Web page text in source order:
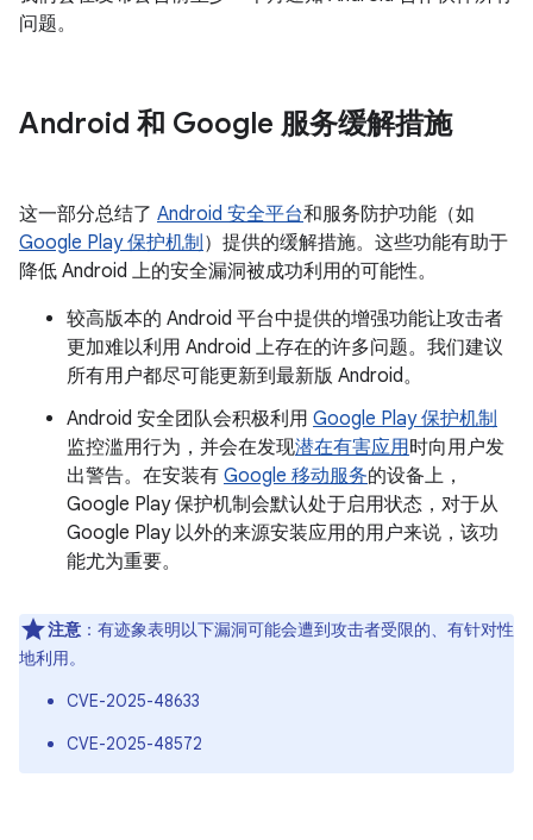
问题。
Android 和 Google 服务缓解措施
这一部分总结了 Android 安全平台和服务防护功能（如
Google Play 保护机制 ）提供的缓解措施。这些功能有助于
降低 Android 上的安全漏洞被成功利用的可能性。
较高版本的 Android 平台中提供的增强功能让攻击者
更加难以利用 Android 上存在的许多问题。我们建议
所有用户都尽可能更新到最新版 Android。
Android 安全团队会积极利用 Google Play 保护机制
监控滥用行为，并会在发现潜在有害应用时向用户发
出警告。在安装有 Google 移动服务的设备上，
Google Play 保护机制会默认处于启用状态，对于从
Google Play 以外的来源安装应用的用户来说，该功
能尤为重要。
注意 ：有迹象表明以下漏洞可能会遭到攻击者受限的、有针对性
地利用。
CVE-2025-48633
CVE-2025-48572